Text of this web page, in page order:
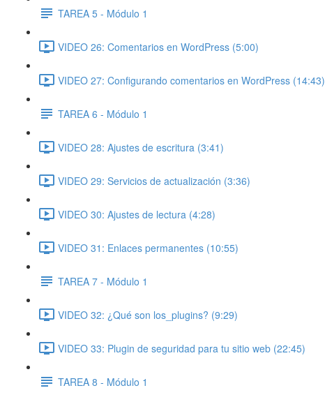
TAREA 5 - Módulo 1
VIDEO 26: Comentarios en WordPress (5:00)
VIDEO 27: Configurando comentarios en WordPress (14:43)
TAREA 6 - Módulo 1
VIDEO 28: Ajustes de escritura (3:41)
VIDEO 29: Servicios de actualización (3:36)
VIDEO 30: Ajustes de lectura (4:28)
VIDEO 31: Enlaces permanentes (10:55)
TAREA 7 - Módulo 1
VIDEO 32: ¿Qué son los_plugins? (9:29)
VIDEO 33: Plugin de seguridad para tu sitio web (22:45)
TAREA 8 - Módulo 1